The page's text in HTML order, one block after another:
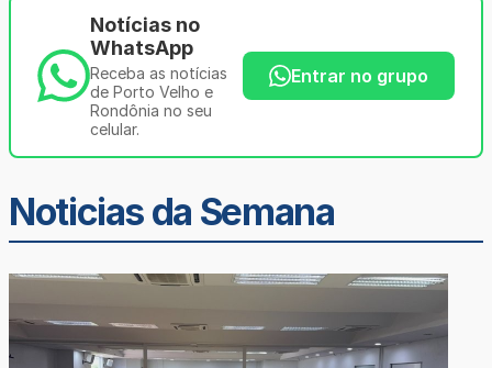
Notícias no
WhatsApp
Receba as notícias
de Porto Velho e
Rondônia no seu
celular.
Entrar no grupo
Noticias da Semana